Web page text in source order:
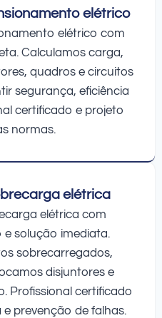
elétrico
elétrico com
Calculamos carga,
quadros e circuitos
segurança, eficiência
certificado e projeto
normas.
elétrica
elétrica com
solução imediata.
sobrecarregados,
disjuntores e
Profissional certificado
prevenção de falhas.